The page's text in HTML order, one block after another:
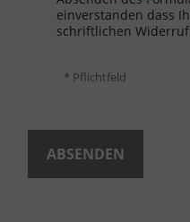
einverstanden dass
schriftlichen
* Pflichtfeld
ABSENDEN